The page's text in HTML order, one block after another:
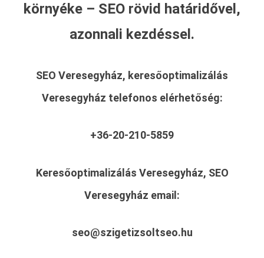
környéke – SEO rövid határidővel,
azonnali kezdéssel.
SEO Veresegyház, keresőoptimalizálás
Veresegyház telefonos elérhetőség:
+36-20-210-5859
Keresőoptimalizálás Veresegyház, SEO
Veresegyház email:
seo@szigetizsoltseo.hu